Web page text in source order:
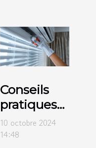
Conseils
pratiques
pour
l'entretien
10 octobre 2024
14:48